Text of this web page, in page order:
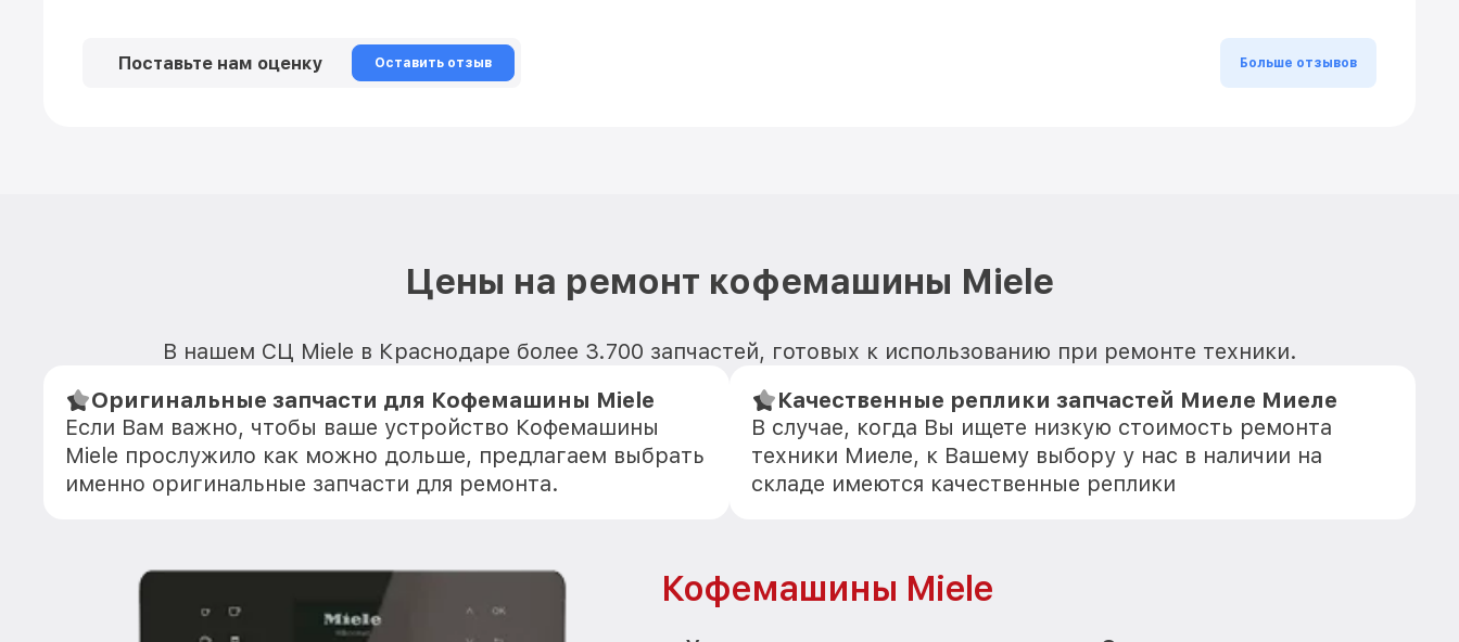
Поставьте нам оценку Оставить отзыв Больше отзывов
Цены на ремонт кофемашины Miele
В нашем СЦ Miele в Краснодаре более 3.700 запчастей, готовых к использованию при ремонте техники.
Оригинальные запчасти для Кофемашины Miele
Если Вам важно, чтобы ваше устройство Кофемашины
Miele прослужило как можно дольше, предлагаем выбрать
именно оригинальные запчасти для ремонта.
Качественные реплики запчастей Миеле Миеле
В случае, когда Вы ищете низкую стоимость ремонта
техники Миеле, к Вашему выбору у нас в наличии на
складе имеются качественные реплики
Кофемашины Miele